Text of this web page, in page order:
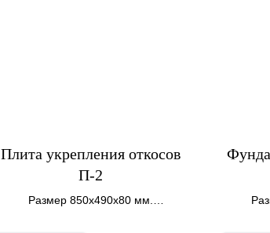
Плита укрепления откосов
П-2
Размер 850х490х80 мм.